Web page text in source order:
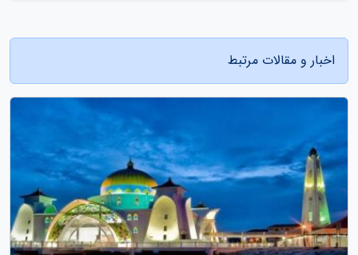
اخبار و مقالات مرتبط